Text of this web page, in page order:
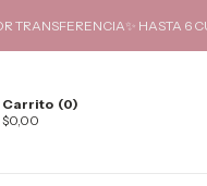
HASTA 6 CUOTAS
Carrito (0)
$0,00